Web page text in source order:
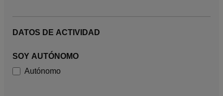
DATOS DE ACTIVIDAD
SOY AUTÓNOMO
Autónomo